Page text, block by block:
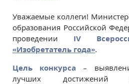
Уважаемые коллеги!
образования Российской
проведении IV
«Изобретатель года».
Цель конкурса –
лучших достижений